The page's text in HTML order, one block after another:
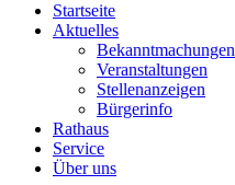
Startseite
Aktuelles
Bekanntmachungen
Veranstaltungen
Stellenanzeigen
Bürgerinfo
Rathaus
Service
Über uns